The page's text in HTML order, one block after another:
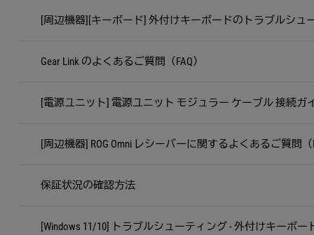
[周辺機器][キーボード] 外付けキーボードのトラブルシュ
Gear Link のよくあるご質問（FAQ）
[電源ユニット] 電源ユニット モジュラー ケーブル 接続ガ
[周辺機器] ROG Omni レシーバーに関するよくあるご質問（
保証状況の確認方法
[Windows 11/10] トラブルシューティング - 外付けキーボ